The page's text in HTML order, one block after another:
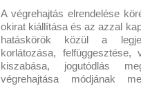
A végrehajtás elrendelése
okirat kiállítása és az azzal
hatáskörök közül a
korlátozása, felfüggesztése,
kiszabása, jogutódlás
végrehajtása módjának